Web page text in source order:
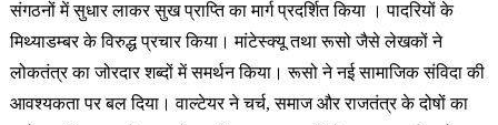
संगठनों में सुधार लाकर सुख प्राप्ति का मार्ग प्रदर्शित किया । पादरियों के
मिथ्याडम्बर के विरुद्ध प्रचार किया। मांटेस्क्यू तथा रूसो जैसे लेखकों ने
लोकतंत्र का जोरदार शब्दों में समर्थन किया। रूसो ने नई सामाजिक संविदा की
आवश्यकता पर बल दिया। वाल्टेयर ने चर्च, समाज और राजतंत्र के दोषों का